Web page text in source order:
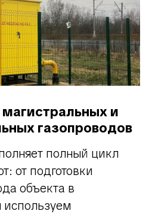
и
газопроводов
полный цикл
от подготовки
объекта в